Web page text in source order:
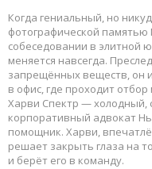
Когда гениальный, но
фотографической памятью
собеседовании в элитной
меняется навсегда.
запрещённых веществ, он
в офис, где проходит
Харви Спектр — холодный,
корпоративный адвокат
помощник. Харви,
решает закрыть глаза на
и берёт его в команду.